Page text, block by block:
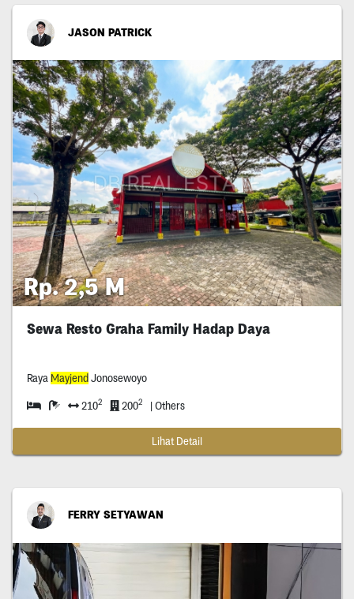
JASON PATRICK
Rp. 2,5 M
Sewa Resto Graha Family Hadap Daya
Raya Mayjend Jonosewoyo
2102 2002 | Others
Lihat Detail
FERRY SETYAWAN